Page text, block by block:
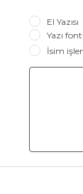
El Yazısı
Yazı
İsim